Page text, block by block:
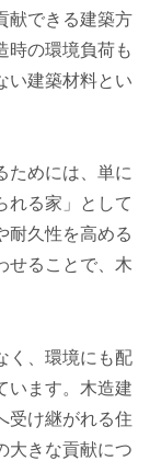
献できる建築方
時の環境負荷も
い建築材料とい
ためには、単に
れる家」として
耐久性を高める
せることで、木
く、環境にも配
います。木造建
受け継がれる住
大きな貢献につ